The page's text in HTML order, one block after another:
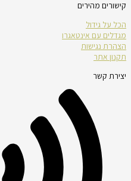
קישורים מהירים
הכל על גידול
מגדלים עם אינטאגרו
הצהרת נגישות
תקנון אתר
יצירת קשר